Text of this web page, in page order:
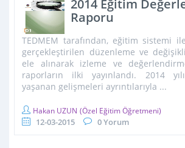
2014 Eğitim
Raporu
TEDMEM tarafından, eğitim sistemi
gerçekleştirilen düzenleme ve
ele alınarak izleme ve
raporların ilki yayınlandı. 2014
yaşanan gelişmeleri ayrıntılarıyla ...
Hakan UZUN (Özel Eğitim Öğretmeni)
12-03-2015 0 Yorum